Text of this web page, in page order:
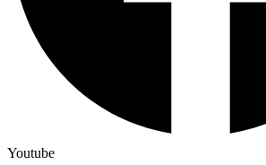
Youtube